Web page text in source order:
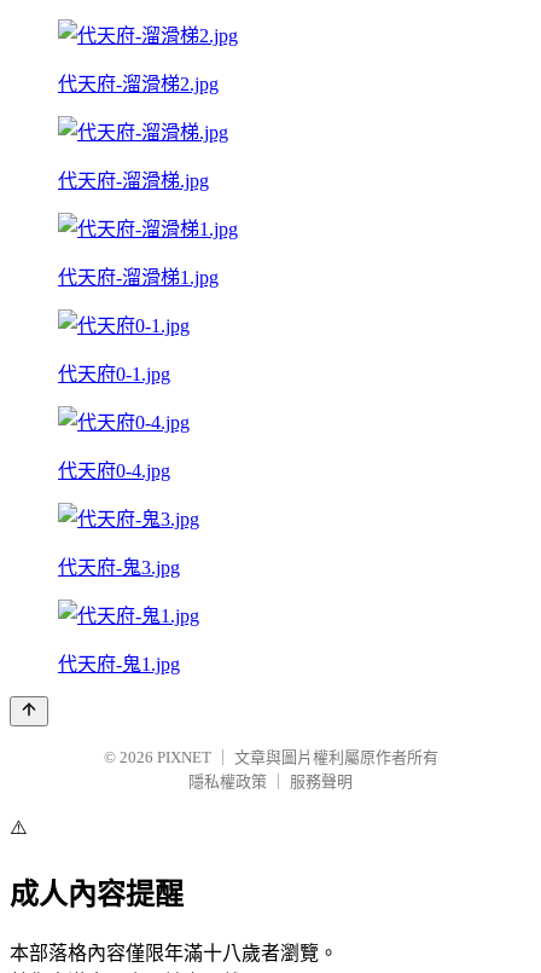
代天府-溜滑梯2.jpg
代天府-溜滑梯.jpg
代天府-溜滑梯1.jpg
代天府0-1.jpg
代天府0-4.jpg
代天府-鬼3.jpg
代天府-鬼1.jpg
© 2026 PIXNET
文章與圖片權利屬原作者所有
隱私權政策
服務聲明
⚠️
成人內容提醒
本部落格內容僅限年滿十八歲者瀏覽。